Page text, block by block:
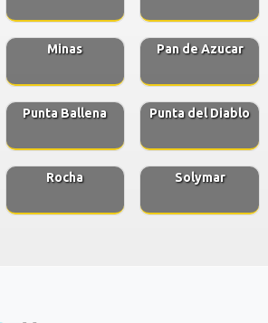
Minas Pan de Azucar
Punta Ballena Punta del Diablo
Rocha Solymar